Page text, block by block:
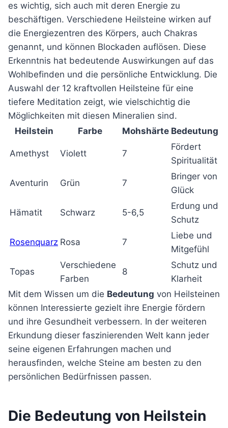
es wichtig, sich auch mit deren Energie zu
beschäftigen. Verschiedene Heilsteine wirken auf
die Energiezentren des Körpers, auch Chakras
genannt, und können Blockaden auflösen. Diese
Erkenntnis hat bedeutende Auswirkungen auf das
Wohlbefinden und die persönliche Entwicklung. Die
Auswahl der 12 kraftvollen Heilsteine für eine
tiefere Meditation zeigt, wie vielschichtig die
Möglichkeiten mit diesen Mineralien sind.
Heilstein
Farbe Mohshärte Bedeutung
Amethyst Violett 7
Fördert
Spiritualität
Aventurin Grün 7
Bringer von
Glück
Hämatit Schwarz 5-6,5
Erdung und
Schutz
Rosenquarz Rosa 7
Liebe und
Mitgefühl
Topas
Verschiedene
Farben
8
Schutz und
Klarheit
Mit dem Wissen um die Bedeutung von Heilsteinen
können Interessierte gezielt ihre Energie fördern
und ihre Gesundheit verbessern. In der weiteren
Erkundung dieser faszinierenden Welt kann jeder
seine eigenen Erfahrungen machen und
herausfinden, welche Steine am besten zu den
persönlichen Bedürfnissen passen.
Die Bedeutung von Heilstein